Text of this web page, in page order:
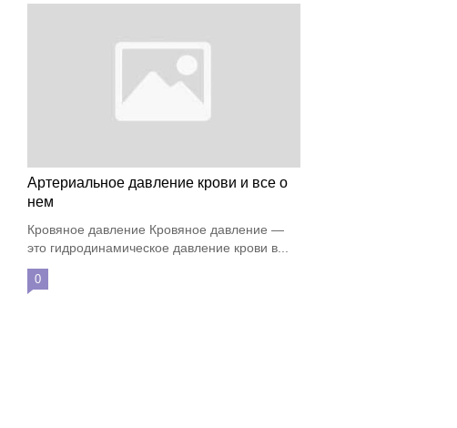
Артериальное давление крови и все о
нем
Кровяное давление Кровяное давление —
это гидродинамическое давление крови в...
0